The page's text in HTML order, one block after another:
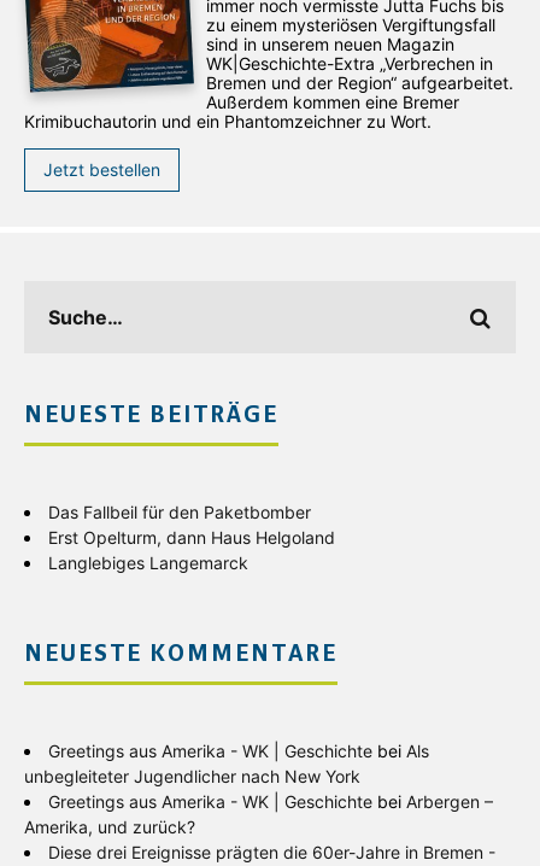
immer noch vermisste Jutta Fuchs bis
zu einem mysteriösen Vergiftungsfall
sind in unserem neuen Magazin
WK|Geschichte-Extra „Verbrechen in
Bremen und der Region“ aufgearbeitet.
Außerdem kommen eine Bremer
Krimibuchautorin und ein Phantomzeichner zu Wort.
Jetzt bestellen
NEUESTE BEITRÄGE
Das Fallbeil für den Paketbomber
Erst Opelturm, dann Haus Helgoland
Langlebiges Langemarck
NEUESTE KOMMENTARE
Greetings aus Amerika - WK | Geschichte bei Als
unbegleiteter Jugendlicher nach New York
Greetings aus Amerika - WK | Geschichte bei Arbergen –
Amerika, und zurück?
Diese drei Ereignisse prägten die 60er-Jahre in Bremen -